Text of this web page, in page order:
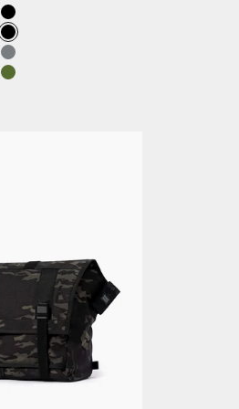
Swatch Selectors for Manifest : X51 & Ultra
Black Ultra 400X
Black X51
Graphite X51
Olive X51